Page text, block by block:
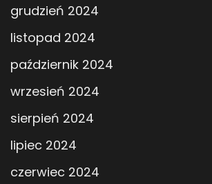
grudzień 2024
listopad 2024
październik 2024
wrzesień 2024
sierpień 2024
lipiec 2024
czerwiec 2024